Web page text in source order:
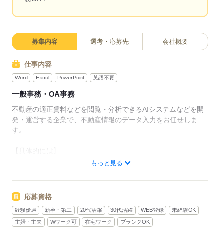
募集内容 選考・応募先 会社概要
仕事内容
Word Excel PowerPoint 英語不要
一般事務・OA事務
不動産の適正賃料などを閲覧・分析できるAIシステムなどを開
発・運営する企業で、不動産情報のデータ入力をお任せしま
す。
・自社システムを使用したデータ入力
テムに入力・整備していただきます
・サイト確認
→上記で登録した情報のサイト目視確認等
・その他、上記に付随する業務
もっと見る
応募資格
経験優遇 新卒・第二 20代活躍 30代活躍 WEB登録
未経験OK
主婦・主夫
Wワーク可 在宅ワーク ブランクOK